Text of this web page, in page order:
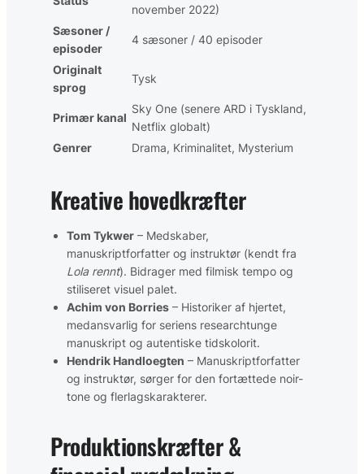
november 2022)
Sæsoner /
episoder
4 sæsoner / 40 episoder
Originalt
sprog
Tysk
Primær kanal
Sky One (senere ARD i Tyskland,
Netflix globalt)
Genrer
Drama, Kriminalitet, Mysterium
Kreative hovedkræfter
Tom Tykwer – Medskaber,
manuskriptforfatter og instruktør (kendt fra
Lola rennt). Bidrager med filmisk tempo og
stiliseret visuel palet.
Achim von Borries – Historiker af hjertet,
medansvarlig for seriens researchtunge
manuskript og autentiske tidskolorit.
Hendrik Handloegten – Manuskriptforfatter
og instruktør, sørger for den fortættede noir-
tone og flerlagskarakterer.
Produktionskræfter &